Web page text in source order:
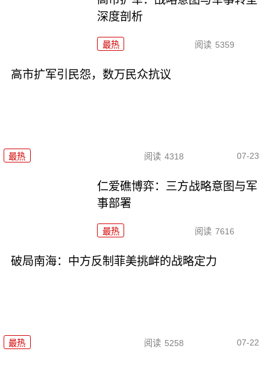
深度剖析
最热 阅读 5359
高市扩军引民怨，数万民众抗议
最热 阅读 4318 07-23
仁爱礁博弈：三方战略意图与军
事部署
最热 阅读 7616
破局南海：中方反制菲美挑衅的战略定力
最热 阅读 5258 07-22